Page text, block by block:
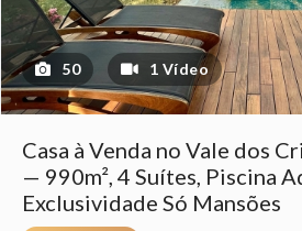
50 1 Vídeo
Casa à Venda no Vale dos
— 990m², 4 Suítes, Piscina
Exclusividade Só Mansões